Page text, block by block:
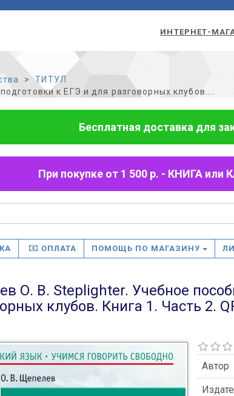
ИНТЕРНЕТ-
ТИТУЛ
к ЕГЭ и для разговорных клубов....
Бесплатная доставка для
При покупке от 1 500 р. - КНИГА
ОПЛАТА ПОМОЩЬ ПО МАГАЗИНУ
О. В. Steplighter. Учебное
клубов. Книга 1. Часть 2.
Автор